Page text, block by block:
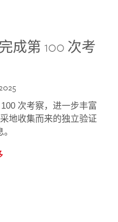
成第 100 次考
次考察，进一步丰富
地收集而来的独立验证